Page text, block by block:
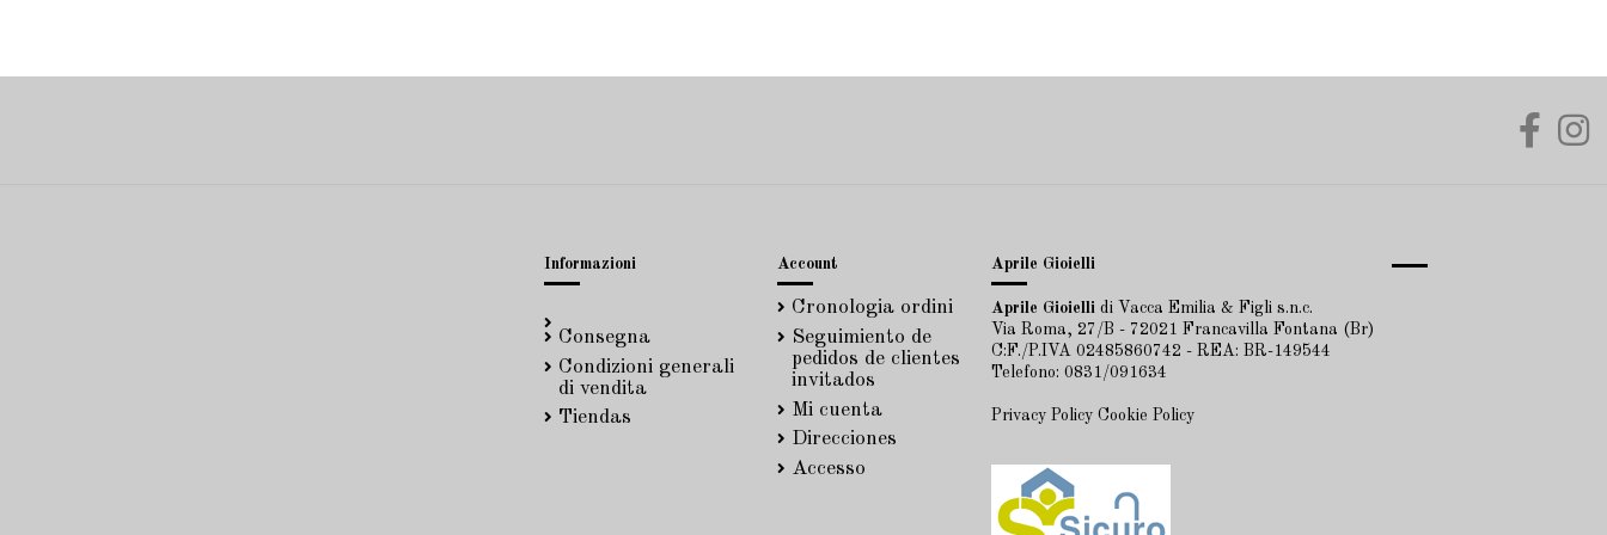
Informazioni
Consegna
Condizioni generali
di vendita
Tiendas
Account
Cronologia ordini
Seguimiento de
pedidos de clientes
invitados
Mi cuenta
Direcciones
Accesso
Aprile Gioielli
Aprile Gioielli di Vacca Emilia & Figli s.n.c.
Via Roma, 27/B - 72021 Francavilla Fontana (Br)
C:F./P.IVA 02485860742 - REA: BR-149544
Telefono: 0831/091634
Privacy Policy Cookie Policy